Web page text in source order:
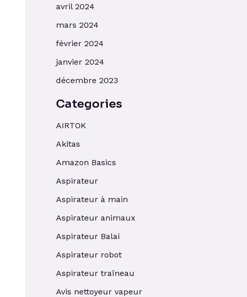
avril 2024
mars 2024
février 2024
janvier 2024
décembre 2023
Categories
AIRTOK
Akitas
Amazon Basics
Aspirateur
Aspirateur à main
Aspirateur animaux
Aspirateur Balai
Aspirateur robot
Aspirateur traîneau
Avis nettoyeur vapeur